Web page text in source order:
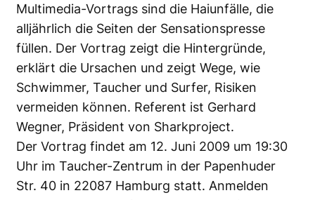
Multimedia-Vortrags sind die Haiunfälle, die
alljährlich die Seiten der Sensationspresse
füllen. Der Vortrag zeigt die Hintergründe,
erklärt die Ursachen und zeigt Wege, wie
Schwimmer, Taucher und Surfer, Risiken
vermeiden können. Referent ist Gerhard
Wegner, Präsident von Sharkproject.
Der Vortrag findet am 12. Juni 2009 um 19:30
Uhr im Taucher-Zentrum in der Papenhuder
Str. 40 in 22087 Hamburg statt. Anmelden